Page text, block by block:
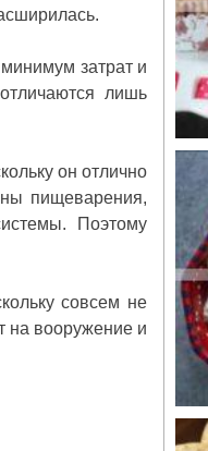
затрат и
лишь
он отлично
пищеварения,
Поэтому
совсем не
на вооружение и